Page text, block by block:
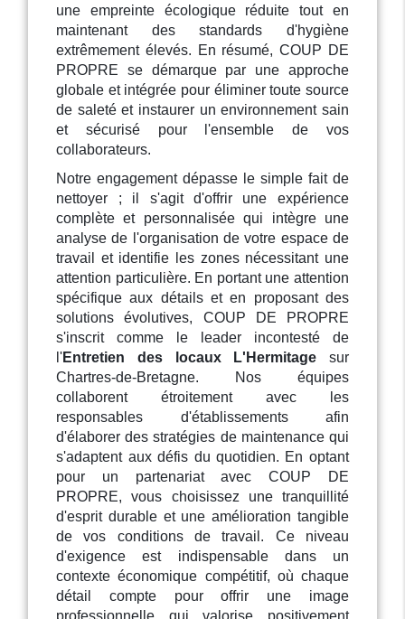
une empreinte écologique réduite tout en
maintenant des standards d'hygiène
extrêmement élevés. En résumé, COUP DE
PROPRE se démarque par une approche
globale et intégrée pour éliminer toute source
de saleté et instaurer un environnement sain
et sécurisé pour l'ensemble de vos
collaborateurs.
Notre engagement dépasse le simple fait de
nettoyer ; il s'agit d'offrir une expérience
complète et personnalisée qui intègre une
analyse de l'organisation de votre espace de
travail et identifie les zones nécessitant une
attention particulière. En portant une attention
spécifique aux détails et en proposant des
solutions évolutives, COUP DE PROPRE
s'inscrit comme le leader incontesté de
l'Entretien des locaux L'Hermitage sur
Chartres-de-Bretagne. Nos équipes
collaborent étroitement avec les
responsables d'établissements afin
d'élaborer des stratégies de maintenance qui
s'adaptent aux défis du quotidien. En optant
pour un partenariat avec COUP DE
PROPRE, vous choisissez une tranquillité
d'esprit durable et une amélioration tangible
de vos conditions de travail. Ce niveau
d'exigence est indispensable dans un
contexte économique compétitif, où chaque
détail compte pour offrir une image